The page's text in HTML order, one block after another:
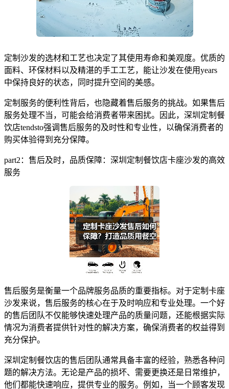
定制沙发的选材和工艺也决定了其使用寿命和美观度。优质的
面料、环保材料以及精湛的手工工艺，能让沙发在使用years
中保持良好的状态，同时提升空间的美感。
定制服务的便利性背后，也隐藏着售后服务的挑战。如果售后
服务处理不当，可能会给消费者带来困扰。因此，深圳定制餐
饮店tendsto强调售后服务的及时性和专业性，以确保消费者的
购买体验得到充分保障。
part2：售后及时，品质保障：深圳定制餐饮店卡座沙发的高效
服务
售后服务是衡量一个品牌服务品质的重要指标。对于定制卡座
沙发来说，售后服务的核心在于及时响应和专业处理。一个好
的售后团队不仅能够快速处理产品的质量问题，还能根据实际
情况为消费者提供针对性的解决方案，确保消费者的权益得到
充分保护。
深圳定制餐饮店的售后团队通常具备丰富的经验，熟悉各种问
题的解决方法。无论是产品的损坏、需要更换还是日常维护，
他们都能快速响应，提供专业的服务。例如，当一个顾客发现